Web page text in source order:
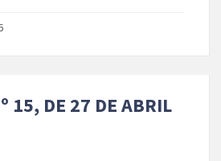
15, DE 27 DE ABRIL